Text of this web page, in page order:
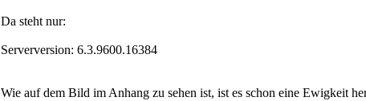
Da steht nur:
Serverversion: 6.3.9600.16384
Wie auf dem Bild im Anhang zu sehen ist, ist es schon eine Ewigkeit